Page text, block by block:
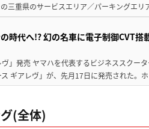
三重県のサービスエリア／パーキングエ
時代へ!? 幻の名車に電子制御CVT搭
」発売 ヤマハを代表するビジネススクー
ギアレヴ」が、先月17日に発売された。
(全体)